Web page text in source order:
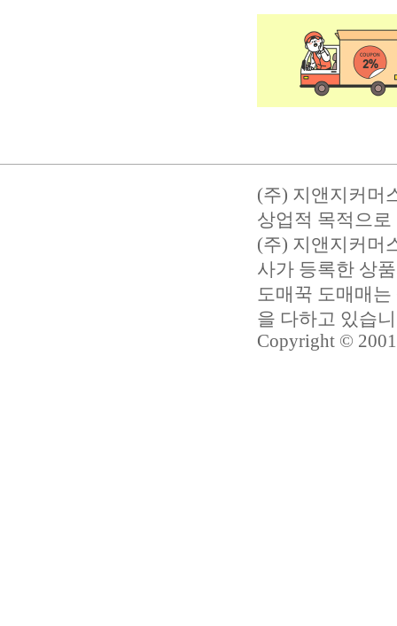
(주) 지앤지커머
상업적 목적으
(주) 지앤지커머
사가 등록한 상
도매꾹 도매매
을 다하고 있습
Copyright ©